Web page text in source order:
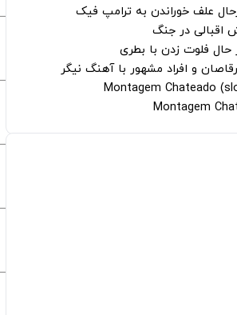
علف خوراندن به ترامپ فیک
اقبالی در جنگ
حال فلوت زدن با بطری
و افراد مشهور با آهنگ نیگر